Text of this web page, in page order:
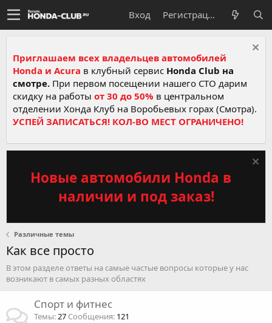
Вход Регистрация
Приглашаем всех владельцев автомобилей
Honda и Acura в клубный сервис Honda Club на
смотре. При первом посещении нашего СТО дарим
скидку на работы от 30 до 50% в центральном
отделении Хонда Клуб на Воробьевых горах (Смотра).
УСПЕЙ ЗАПИСАТЬСЯ! КОЛ-ВО МЕСТ ОГРАНИЧЕНО!
Новые автомобили Honda в
наличии и под заказ!
Различные темы
Как все просто
В этом разделе ответы на самые частые вопросы которые у нас
возникают в самых разных областях
Спорт и фитнес
Темы 27 Сообщения 121